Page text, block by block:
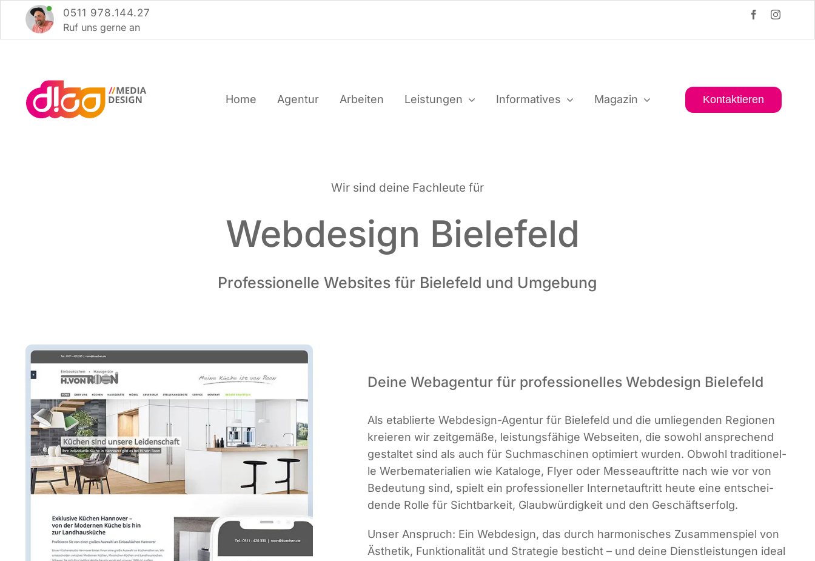
Inhalt
springen
0511 978.144.27
Ruf uns ger­ne an
Home Agen­tur Arbei­ten Leis­tun­gen Infor­ma­ti­ves Maga­zin Kon­tak­tie­ren
Wir sind dei­ne Fach­leu­te für
Webdesign Bielefeld
Professionelle Websites für Bielefeld und Umgebung
Deine Webagentur für professionelles Webdesign Bielefeld
Als eta­blier­te Web­de­sign-Agen­tur für Bie­le­feld und die umlie­gen­den Regio­nen
kre­ieren wir zeit­ge­mä­ße, leis­tungs­fä­hi­ge Web­sei­ten, die sowohl anspre­chend
gestal­tet sind als auch für Such­ma­schi­nen opti­miert wur­den. Obwohl tra­di­tio­nel­
le Wer­be­ma­te­ria­li­en wie Kata­lo­ge, Fly­er oder Mes­se­auf­trit­te nach wie vor von
Bedeu­tung sind, spielt ein pro­fes­sio­nel­ler Inter­net­auf­tritt heu­te eine ent­schei­
den­de Rol­le für Sicht­bar­keit, Glaub­wür­dig­keit und den Geschäftserfolg.
Unser Anspruch: Ein Web­de­sign, das durch har­mo­ni­sches Zusam­men­spiel von
Ästhe­tik, Funk­tio­na­li­tät und Stra­te­gie besticht – und dei­ne Dienst­leis­tun­gen ide­al